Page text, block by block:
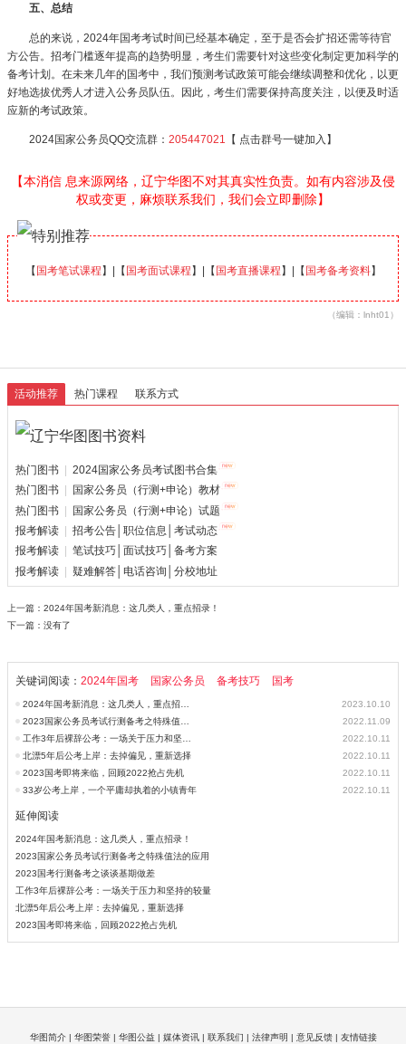
五、总结
总的来说，2024年国考考试时间已经基本确定，至于是否会扩招还需等待官
方公告。招考门槛逐年提高的趋势明显，考生们需要针对这些变化制定更加科学的
备考计划。在未来几年的国考中，我们预测考试政策可能会继续调整和优化，以更
好地选拔优秀人才进入公务员队伍。因此，考生们需要保持高度关注，以便及时适
应新的考试政策。
2024国家公务员QQ交流群： 205447021 【 点击群号一键加入】
【本消信 息来源网络，辽宁华图不对其真实性负责。如有内容涉及侵
权或变更，麻烦联系我们，我们会立即删除】
【国考笔试课程】|【国考面试课程】|【国考直播课程】|【国考备考资料】
（编辑：lnht01）
活动推荐 热门课程 联系方式
热门图书
2024国家公务员考试图书合集
热门图书
国家公务员（行测+申论）教材
热门图书
国家公务员（行测+申论）试题
报考解读
招考公告│职位信息│考试动态
报考解读
笔试技巧│面试技巧│备考方案
报考解读
疑难解答│电话咨询│分校地址
上一篇： 2024年国考新消息：这几类人，重点招录！
下一篇：没有了
关键词阅读： 2024年国考 国家公务员 备考技巧 国考
2023.10.10
2022.11.09
2022.10.11
北漂5年后公考上岸：去掉偏见，重新选择
2022.10.11
2023国考即将来临，回顾2022抢占先机
2022.10.11
33岁公考上岸，一个平庸却执着的小镇青年
2022.10.11
延伸阅读
2024年国考新消息：这几类人，重点招录！
2023国家公务员考试行测备考之特殊值法的应用
2023国考行测备考之谈谈基期做差
工作3年后裸辞公考：一场关于压力和坚持的较量
北漂5年后公考上岸：去掉偏见，重新选择
2023国考即将来临，回顾2022抢占先机
华图简介| 华图荣誉| 华图公益 | 媒体资讯| 联系我们 | 法律声明 | 意见反馈| 友情链接